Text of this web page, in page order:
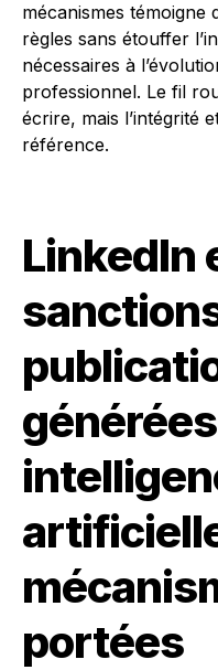
mécanismes témoigne
règles sans étouffer
nécessaires à
professionnel. Le fil
écrire, mais l’intégrité
référence.
LinkedIn
portées